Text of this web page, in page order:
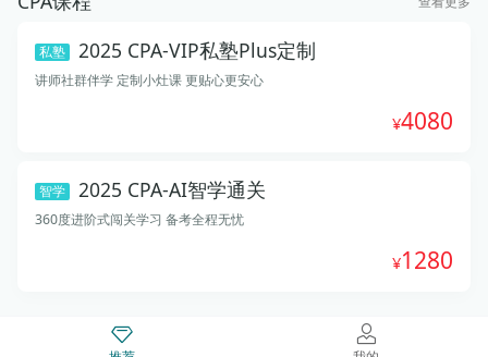
私塾 2025 CPA-VIP私塾Plus定制
讲师社群伴学 定制小灶课 更贴心更安心
4080
智学 2025 CPA-AI智学通关
360度进阶式闯关学习 备考全程无忧
1280